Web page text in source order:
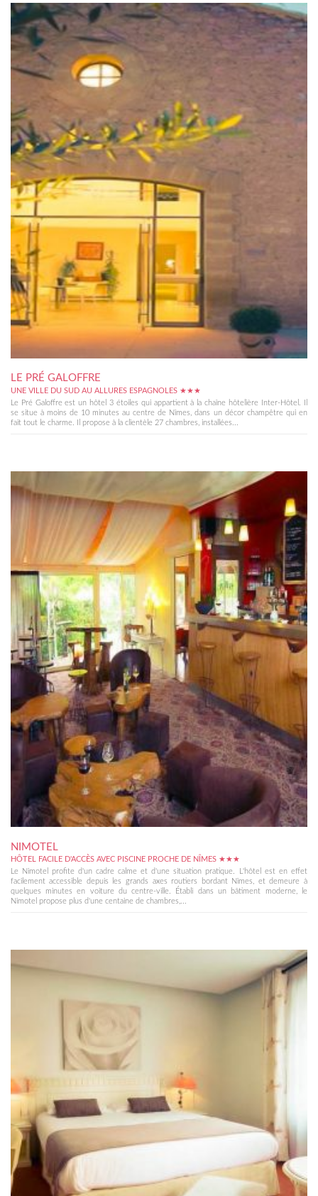
LE PRÉ GALOFFRE
UNE VILLE DU SUD AU ALLURES ESPAGNOLES ★★★
Le Pré Galoffre est un hôtel 3 étoiles qui appartient à la chaîne hôtelière Inter-Hôtel. Il
se situe à moins de 10 minutes au centre de Nîmes, dans un décor champêtre qui en
fait tout le charme. Il propose à la clientèle 27 chambres, installées...
NIMOTEL
HÔTEL FACILE D'ACCÈS AVEC PISCINE PROCHE DE NÎMES ★★★
Le Nimotel profite d'un cadre calme et d'une situation pratique. L'hôtel est en effet
facilement accessible depuis les grands axes routiers bordant Nîmes, et demeure à
quelques minutes en voiture du centre-ville. Établi dans un bâtiment moderne, le
Nimotel propose plus d'une centaine de chambres,...